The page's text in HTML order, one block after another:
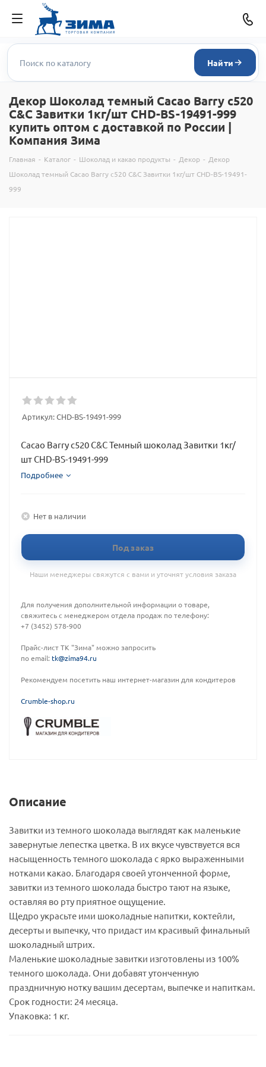
Найти
Декор Шоколад темный Cacao Barry c520
C&C Завитки 1кг/шт CHD-BS-19491-999
купить оптом с доставкой по России |
Компания Зима
Главная - Каталог - Шоколад и какао продукты - Декор - Декор
Шоколад темный Cacao Barry c520 C&C Завитки 1кг/шт CHD-BS-19491-
999
Артикул:CHD-BS-19491-999
Cacao Barry c520 C&C Темный шоколад Завитки 1кг/
шт CHD-BS-19491-999
Подробнее
Нет в наличии
Под заказ
Наши менеджеры свяжутся с вами и уточнят условия заказа
Для получения дополнительной информации о товаре,
свяжитесь с менеджером отдела продаж по телефону:
+7 (3452) 578-900
Прайс-лист ТК "Зима" можно запросить
по email: tk@zima94.ru
Рекомендуем посетить наш интернет-магазин для кондитеров
Crumble-shop.ru
Описание
Завитки из темного шоколада выглядят как маленькие
завернутые лепестка цветка. В их вкусе чувствуется вся
насыщенность темного шоколада с ярко выраженными
нотками какао. Благодаря своей утонченной форме,
завитки из темного шоколада быстро тают на языке,
оставляя во рту приятное ощущение.
Щедро украсьте ими шоколадные напитки, коктейли,
десерты и выпечку, что придаст им красивый финальный
шоколадный штрих.
Маленькие шоколадные завитки изготовлены из 100%
темного шоколада. Они добавят утонченную
праздничную нотку вашим десертам, выпечке и напиткам.
Срок годности: 24 месяца.
Упаковка: 1 кг.